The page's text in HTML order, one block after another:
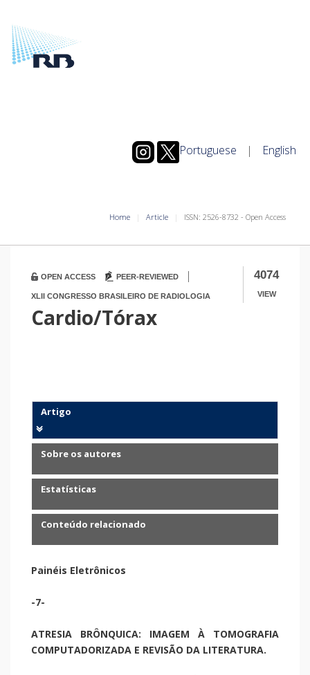
Portuguese | English
Home Article ISSN: 2526-8732 - Open Access
4074
VIEW
OPEN ACCESS PEER-REVIEWED |
XLII CONGRESSO BRASILEIRO DE RADIOLOGIA
Cardio/Tórax
Artigo
Sobre os autores
Estatísticas
Conteúdo relacionado
Painéis Eletrônicos
-7-
ATRESIA BRÔNQUICA: IMAGEM À TOMOGRAFIA
COMPUTADORIZADA E REVISÃO DA LITERATURA.